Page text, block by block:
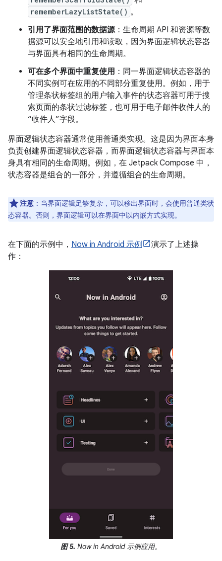
rememberLazyListState() 。
引用了界面范围的数据源：生命周期 API 和资源等数
据源可以安全地引用和读取，因为界面逻辑状态容器
与界面具有相同的生命周期。
可在多个界面中重复使用 ：同一界面逻辑状态容器的
不同实例可在应用的不同部分重复使用。例如，用于
管理条状标签组的用户输入事件的状态容器可用于搜
索页面的条状过滤标签，也可用于电子邮件收件人的
“收件人”字段。
界面逻辑状态容器通常使用普通类实现。这是因为界面本身
负责创建界面逻辑状态容器，而界面逻辑状态容器与界面本
身具有相同的生命周期。例如，在 Jetpack Compose 中，
状态容器是组合的一部分，并遵循组合的生命周期。
注意 ：当界面逻辑足够复杂，可以移出界面时，会使用普通类状
态容器。否则，界面逻辑可以在界面中以内嵌方式实现。
在下面的示例中， Now in Android 示例
演示了上述操
作：
图 5. Now in Android 示例应用。